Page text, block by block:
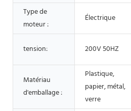
Type de
moteur :
Électrique
tension: 200V 50HZ
Matériau
d'emballage :
Plastique,
papier, métal,
verre